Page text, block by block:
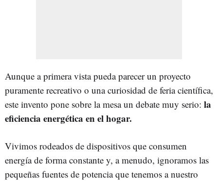
Aunque a primera vista pueda parecer un proyecto
puramente recreativo o una curiosidad de feria científica,
este invento pone sobre la mesa un debate muy serio: la
eficiencia energética en el hogar.
Vivimos rodeados de dispositivos que consumen
energía de forma constante y, a menudo, ignoramos las
pequeñas fuentes de potencia que tenemos a nuestro